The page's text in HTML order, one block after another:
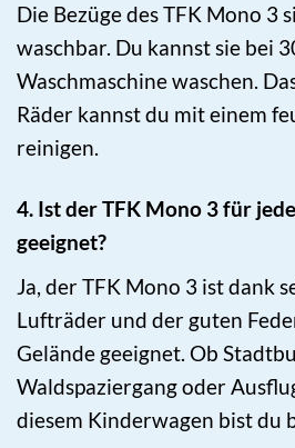
Die Bezüge des TFK Mono 3
waschbar. Du kannst sie bei
Waschmaschine waschen.
Räder kannst du mit einem
reinigen.
4. Ist der TFK Mono 3 für
geeignet?
Ja, der TFK Mono 3 ist dank
Lufträder und der guten
Gelände geeignet. Ob
Waldspaziergang oder
diesem Kinderwagen bist du